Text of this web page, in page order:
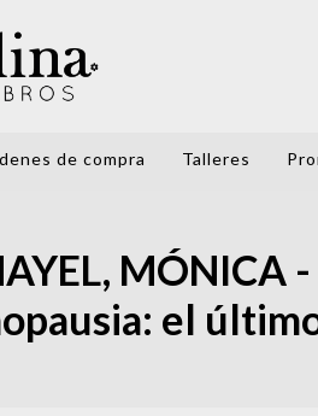
de compra Talleres
MÓNICA
el